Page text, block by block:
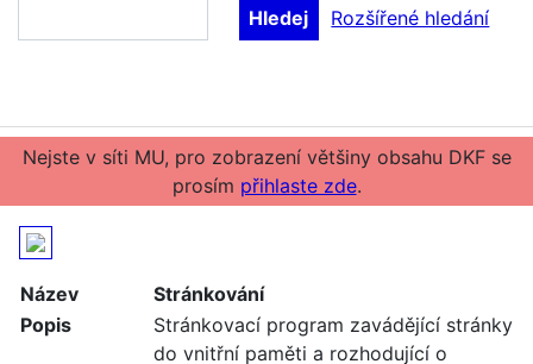
Rozšířené hledání
Nejste v síti MU, pro zobrazení většiny obsahu DKF se
prosím přihlaste zde.
Název
Stránkování
Popis
Stránkovací program zavádějící stránky
do vnitřní paměti a rozhodující o